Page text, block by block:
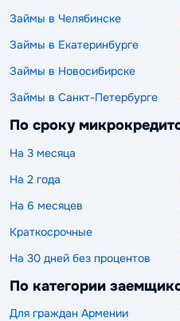
Займы в Челябинске
Займы в Екатеринбурге
Займы в Новосибирске
Займы в Санкт-Петербурге
По сроку
На 3 месяца
На 2 года
На 6 месяцев
Краткосрочные
На 30 дней без процентов
По категории
Для граждан Армении